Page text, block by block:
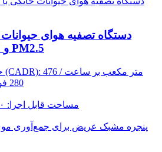
دستگاه تصفیه هوای حیوانات
نظارت بر UV-C و PM2.5
280 فوت مکعب در دقیقه
● مساحت قابل اجرا: ۶۰ متر مربع به بالا
● پنجره مشبک عریض برای جمع‌آوری